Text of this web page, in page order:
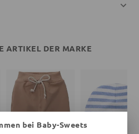
ARTIKEL DER MARKE
bei Baby-Sweets